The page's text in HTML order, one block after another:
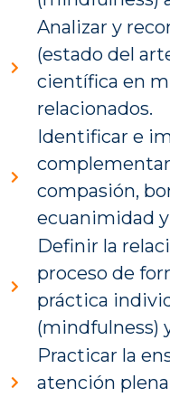
Analizar y
(estado del
científica en
relacionados.
Identificar e
compasión,
ecuanimidad
Definir la
proceso de
práctica
(mindfulness)
Practicar la
atención